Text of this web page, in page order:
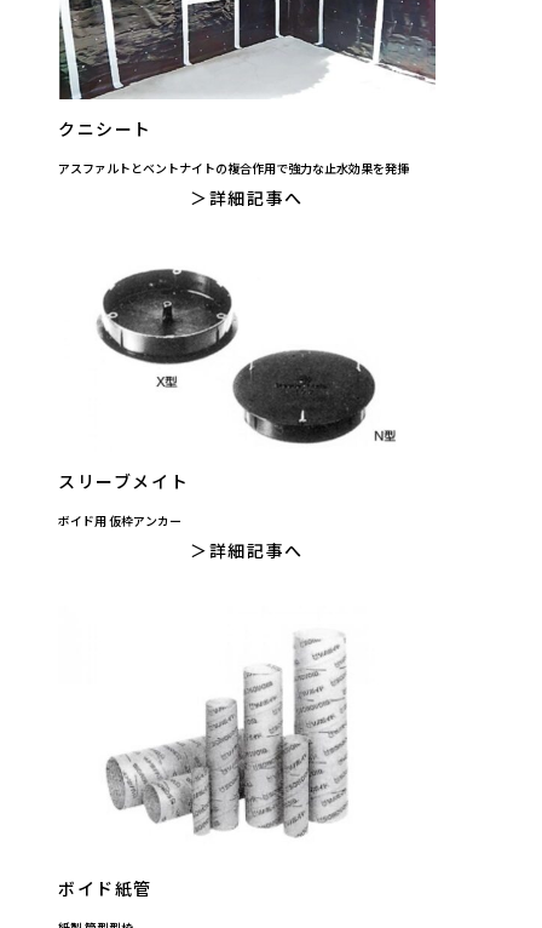
クニシート
アスファルトとベントナイトの複合作用で強力な止水効果を発揮
詳細記事へ
スリーブメイト
ボイド用 仮枠アンカー
詳細記事へ
ボイド紙管